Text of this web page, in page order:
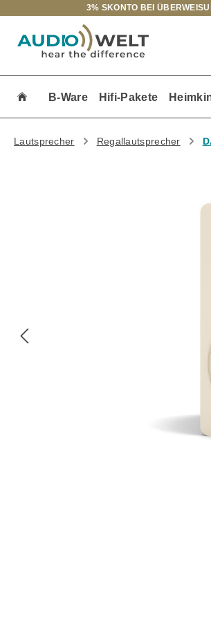
Hauptinhalt springen
Zur Suche springen
Zur Hauptnavigation springen
3% SKONTO BEI
B-Ware Hifi-Pakete
Lautsprecher Regallautsprecher